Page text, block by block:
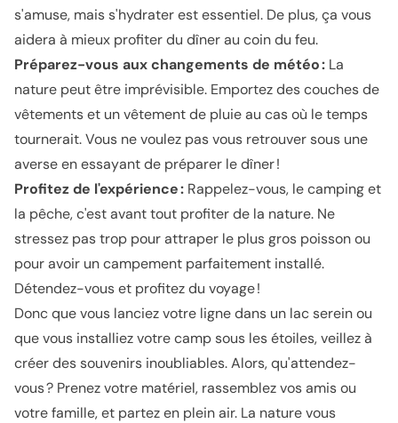
s'amuse, mais s'hydrater est essentiel. De plus, ça vous
aidera à mieux profiter du dîner au coin du feu.
Préparez-vous aux changements de météo : La
nature peut être imprévisible. Emportez des couches de
vêtements et un vêtement de pluie au cas où le temps
tournerait. Vous ne voulez pas vous retrouver sous une
averse en essayant de préparer le dîner !
Profitez de l'expérience : Rappelez-vous, le camping et
la pêche, c'est avant tout profiter de la nature. Ne
stressez pas trop pour attraper le plus gros poisson ou
pour avoir un campement parfaitement installé.
Détendez-vous et profitez du voyage !
Donc que vous lanciez votre ligne dans un lac serein ou
que vous installiez votre camp sous les étoiles, veillez à
créer des souvenirs inoubliables. Alors, qu'attendez-
vous ? Prenez votre matériel, rassemblez vos amis ou
votre famille, et partez en plein air. La nature vous